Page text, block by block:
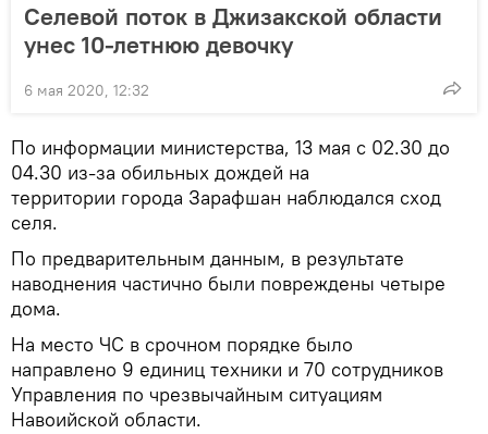
Селевой поток в Джизакской области
унес 10-летнюю девочку
6 мая 2020, 12:32
По информации министерства, 13 мая с 02.30 до
04.30 из-за обильных дождей на
территории города Зарафшан наблюдался сход
селя.
По предварительным данным, в результате
наводнения частично были повреждены четыре
дома.
На место ЧС в срочном порядке было
направлено 9 единиц техники и 70 сотрудников
Управления по чрезвычайным ситуациям
Навоийской области.